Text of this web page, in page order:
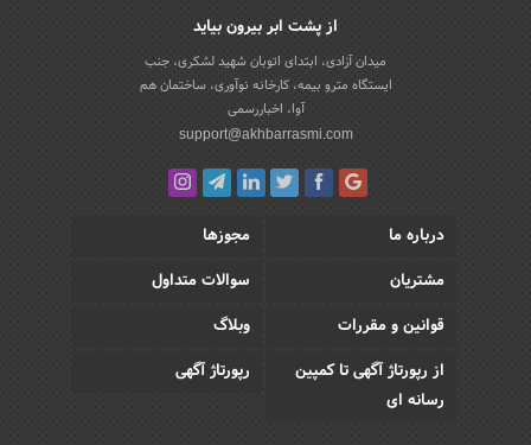
از پشت ابر بیرون بیاید
میدان آزادی، ابتدای اتوبان شهید لشکری، جنب
ایستگاه مترو بیمه، کارخانه نوآوری، ساختمان هم
آوا، اخباررسمی
support@akhbarrasmi.com
درباره ما
مجوزها
مشتریان
سوالات متداول
قوانین و مقررات
وبلاگ
از رپورتاژ آگهی تا کمپین
رسانه ای
رپورتاژ آگهی